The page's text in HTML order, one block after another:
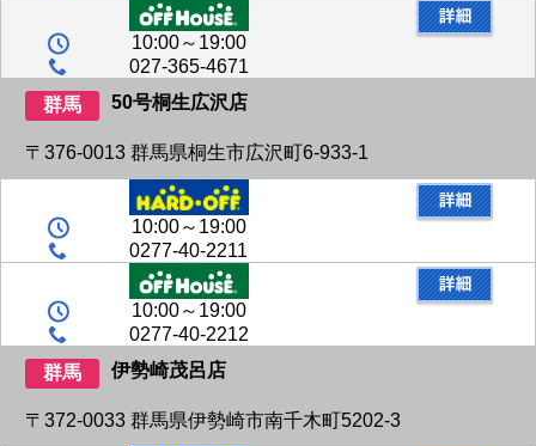
10:00～19:00
027-365-4671
群馬
50号桐生広沢店
〒376-0013 群馬県桐生市広沢町6-933-1
10:00～19:00
0277-40-2211
10:00～19:00
0277-40-2212
群馬
伊勢崎茂呂店
〒372-0033 群馬県伊勢崎市南千木町5202-3